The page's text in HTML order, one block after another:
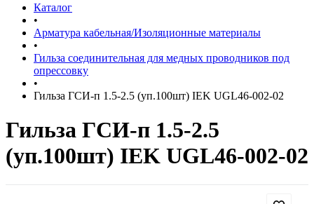
Каталог
•
Арматура кабельная/Изоляционные материалы
•
Гильза соединительная для медных проводников под
опрессовку
•
Гильза ГСИ-п 1.5-2.5 (уп.100шт) IEK UGL46-002-02
Гильза ГСИ-п 1.5-2.5
(уп.100шт) IEK UGL46-002-02